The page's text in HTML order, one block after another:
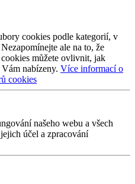
cookies podle kategorií, v
ale na to, že
můžete ovlivnit, jak
nabízeny. Více informací o
cookies
našeho webu a všech
účel a zpracování